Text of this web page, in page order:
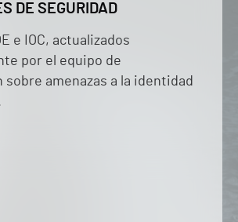
DE SEGURIDAD
e IOC, actualizados
por el equipo de
amenazas a la identidad